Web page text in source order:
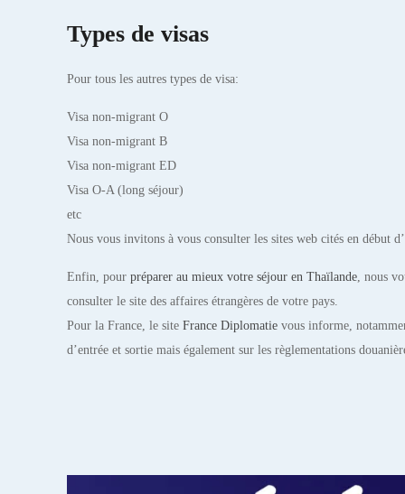
Types de visas
Pour tous les autres types de visa:
Visa non-migrant O
Visa non-migrant B
Visa non-migrant ED
Visa O-A (long séjour)
etc
Nous vous invitons à vous consulter les sites web cités en début
Enfin, pour préparer au mieux votre séjour en Thaïlande, nous
consulter le site des affaires étrangères de votre pays.
Pour la France, le site France Diplomatie vous informe,
d’entrée et sortie mais également sur les règlementations